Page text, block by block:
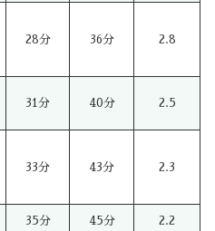
28分 36分 2.8
31分 40分 2.5
33分 43分 2.3
35分 45分 2.2